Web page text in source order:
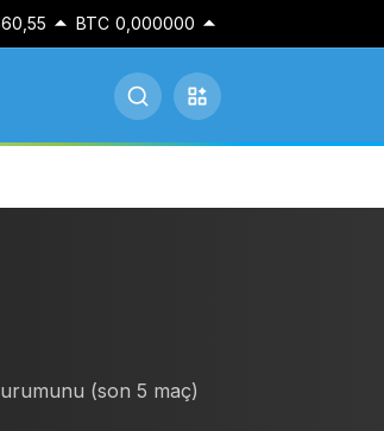
BTC 0,000000
(son 5 maç)